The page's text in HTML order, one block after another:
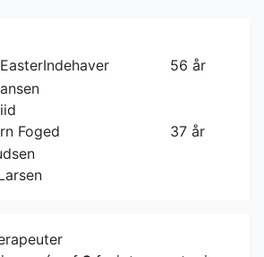
Indehaver
56 år
Foged
37 år